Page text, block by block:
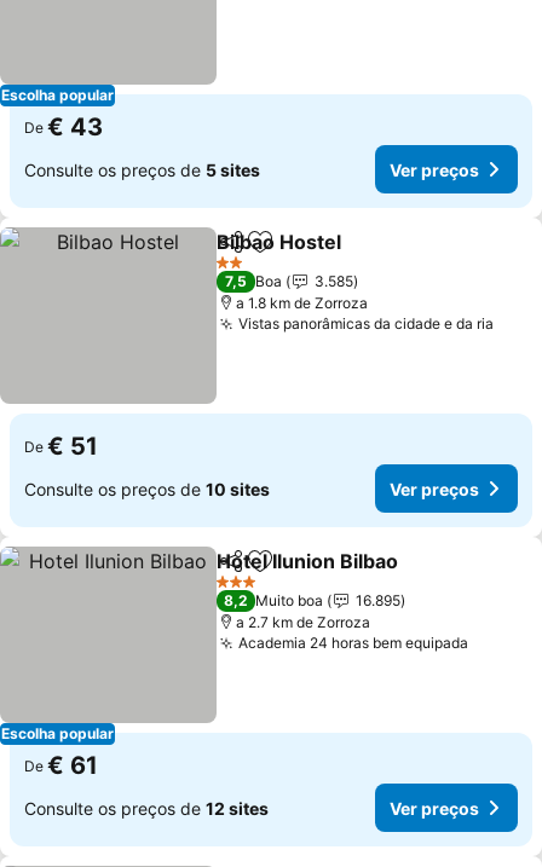
Escolha popular
De € 43
Consulte os preços de 5 sites Ver preços
PartilharAdicionar aos favoritos
Bilbao Hostel
2 Estrelas
7,5 Boa
3.585
a 1.8 km de Zorroza
Vistas panorâmicas da cidade e da ria
De € 51
Consulte os preços de 10 sites Ver preços
Escolha popular
PartilharAdicionar aos favoritos
Hotel Ilunion Bilbao
3 Estrelas
8,2 Muito boa
16.895
a 2.7 km de Zorroza
Academia 24 horas bem equipada
De € 61
Consulte os preços de 12 sites Ver preços